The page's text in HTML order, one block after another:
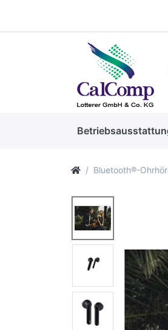
Bluetooth®-